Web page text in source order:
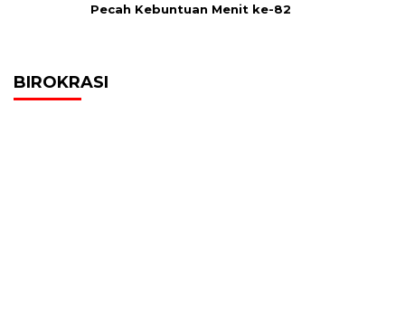
Pecah Kebuntuan Menit ke-82
BIROKRASI